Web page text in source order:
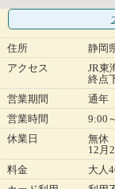
住所
静岡
アクセス
JR東
終点
営業期間
通年
営業時間
9:00
休業日
無休
12月
料金
大人